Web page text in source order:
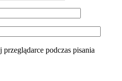
podczas pisania